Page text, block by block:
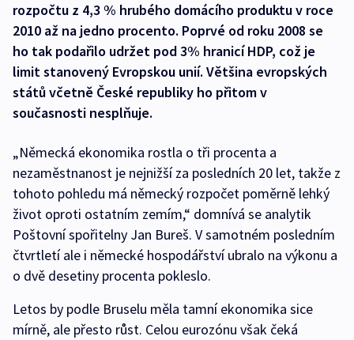
rozpočtu z 4,3 % hrubého domácího produktu v roce
2010 až na jedno procento. Poprvé od roku 2008 se
ho tak podařilo udržet pod 3% hranicí HDP, což je
limit stanovený Evropskou unií. Většina evropských
států včetně České republiky ho přitom v
současnosti nesplňuje.
„Německá ekonomika rostla o tři procenta a
nezaměstnanost je nejnižší za posledních 20 let, takže z
tohoto pohledu má německý rozpočet poměrně lehký
život oproti ostatním zemím,“ domnívá se analytik
Poštovní spořitelny Jan Bureš. V samotném posledním
čtvrtletí ale i německé hospodářství ubralo na výkonu a
o dvě desetiny procenta pokleslo.
Letos by podle Bruselu měla tamní ekonomika sice
mírně, ale přesto růst. Celou eurozónu však čeká